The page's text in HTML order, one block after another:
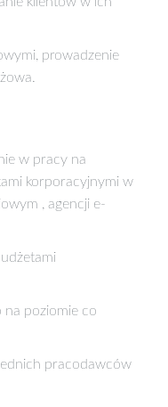
prowadzenie
w pracy na
korporacyjnymi w
, agencji e-
na poziomie co
pracodawców